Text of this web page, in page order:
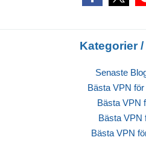
Kategorier
Senaste
Bästa VPN
Bästa VPN
Bästa VPN
Bästa VPN